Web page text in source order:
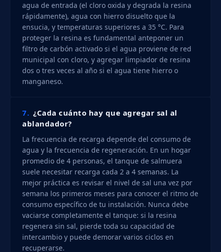
agua de entrada (el cloro oxida y degrada la resina
rápidamente), agua con hierro disuelto que la
ensucia, y temperaturas superiores a 35 °C. Para
proteger la resina es fundamental anteponer un
filtro de carbón activado si el agua proviene de red
municipal con cloro, y agregar limpiador de resina
dos o tres veces al año si el agua tiene hierro o
manganeso.
7. ¿Cada cuánto hay que agregar sal al
ablandador?
La frecuencia de recarga depende del consumo de
agua y la frecuencia de regeneración. En un hogar
promedio de 4 personas, el tanque de salmuera
suele necesitar recarga cada 2 a 4 semanas. La
mejor práctica es revisar el nivel de sal una vez por
semana los primeros meses para conocer el ritmo de
consumo específico de tu instalación. Nunca debe
vaciarse completamente el tanque: si la resina
regenera sin sal, pierde toda su capacidad de
intercambio y puede demorar varios ciclos en
recuperarse.